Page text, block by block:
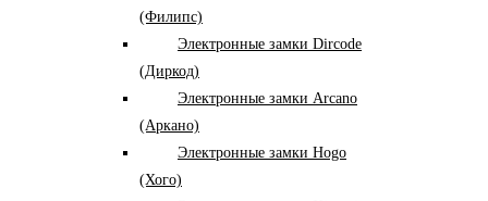
(Филипс)
Электронные замки Dircode
(Диркод)
Электронные замки Arcano
(Аркано)
Электронные замки Hogo
(Хого)